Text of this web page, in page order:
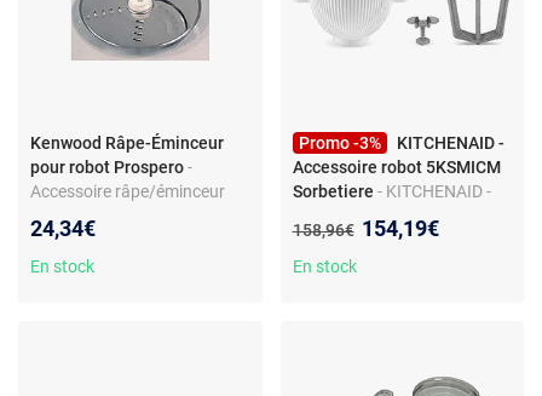
Kenwood Râpe-Éminceur
pour robot Prospero-
Accessoire râpe/éminceur
Kenwood - Compatible
Prospero KM260/AT264 et
24,34€
En stock
Promo -3%
KITCHENAID -
Accessoire robot 5KSMICM
Sorbetiere - KITCHENAID -
Sorbetiere
Ancien prix :
158,96€ Nouveau prix :
154,19€
En stock